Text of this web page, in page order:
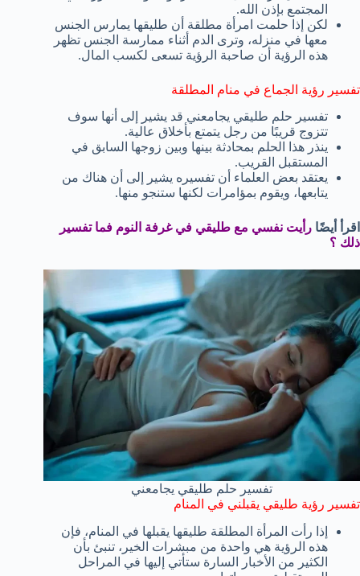
المجتمع بإذن الله.
لكن إذا حلمت امرأة مطلقة أن طليقها يمارس الجنس
معها في منزله، وترى الدم أثناء ممارسة الجنس تظهر
هذه الرؤية أن صاحبة الرؤية تسعى لكسب المال.
تفسير رؤية الجماع في منام المطلقة
تفسير حلم طليقي يجامعني قد يشير إلى أنها سوف
تتزوج قريبًا من رجل يتمتع بأخلاق عالية.
ينذر هذا الحلم بمحادثة بينها وبين زوجها السابق في
المستقبل القريب.
يعتقد بعض العلماء أن تفسيره يشير إلى أن هناك من
يتابعها، ويقوم بمؤامرات لكنها ستنجو منها.
اقرأ أيضًا رأيت نفسي مع طليقي في غرفة النوم فما تفسير
ذلك ؟
تفسير حلم طليقي يجامعني
تفسير رؤية طليقي يقبلني في المنام
إذا رأت المرأة المطلقة طليقها يقبلها في المنام، فإن
هذه الرؤية هي واحدة من مبشرات الخير، تنبئ بأن
الكثير من الأخبار السارة ستأتي إليها في المراحل